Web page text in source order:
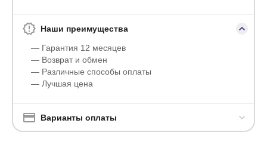
Наши преимущества
— Гарантия 12 месяцев
— Возврат и обмен
— Различные способы оплаты
— Лучшая цена
Варианты оплаты